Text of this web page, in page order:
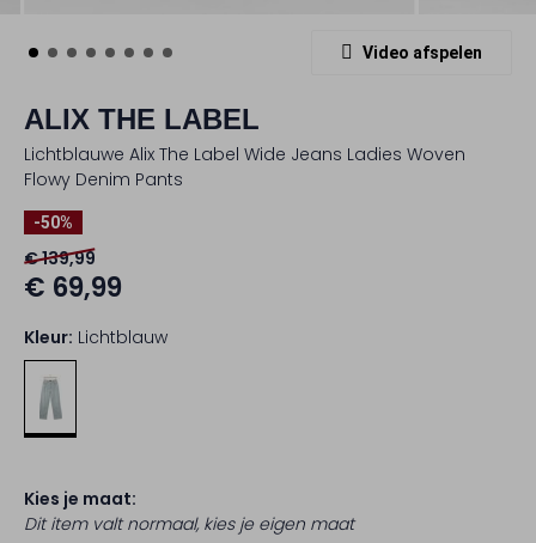
Video afspelen
ALIX THE LABEL
Lichtblauwe Alix The Label Wide Jeans Ladies Woven
Flowy Denim Pants
-50%
€ 139,99
€ 69,99
Kleur: Lichtblauw
Kies je maat:
Dit item valt normaal, kies je eigen maat